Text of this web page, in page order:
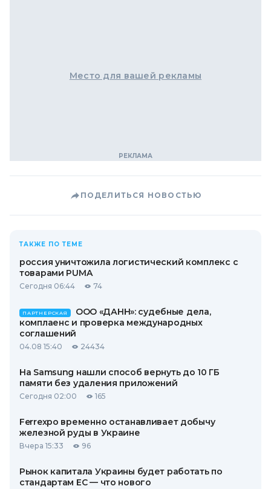
Место для вашей рекламы
ПОДЕЛИТЬСЯ НОВОСТЬЮ
ТАКЖЕ ПО ТЕМЕ
россия уничтожила логистический комплекс с
товарами PUMA
Сегодня 06:44 74
ПАРТНЕРСКАЯ
ООО «ДАНН»: судебные дела,
комплаенс и проверка международных
соглашений
04.08 15:40 24434
На Samsung нашли способ вернуть до 10 ГБ
памяти без удаления приложений
Сегодня 02:00 165
Ferrexpo временно останавливает добычу
железной руды в Украине
Вчера 15:33 96
Рынок капитала Украины будет работать по
стандартам ЕС — что нового